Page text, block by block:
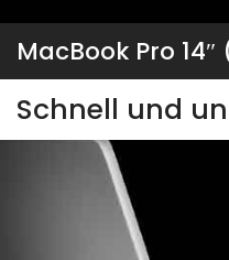
MacBook Pro
Schnell und